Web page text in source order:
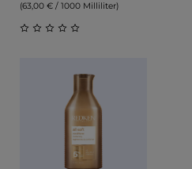
(63,00 € / 1000 Milliliter)